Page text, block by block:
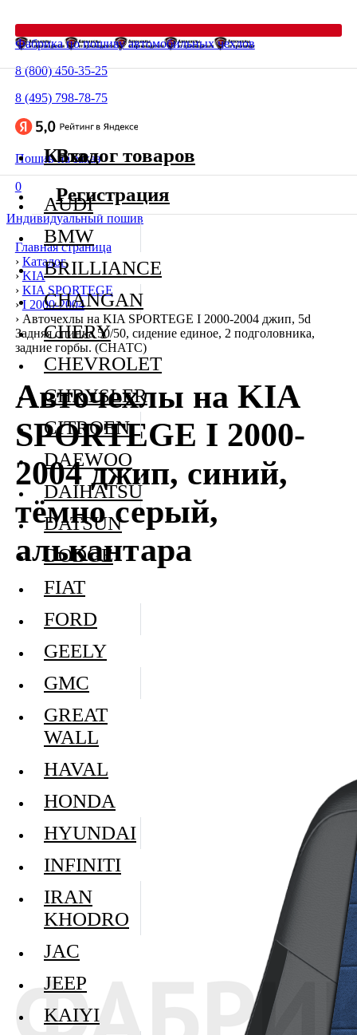
Фабрика по пошиву автомобильных чехлов
8 (800) 450-35-25
8 (495) 798-78-75
Пошив на заказ
0
Индивидуальный пошив
Главная страница
› Каталог
› KIA
› KIA SPORTEGE
› I 2000-2004
› Авточехлы на KIA SPORTEGE I 2000-2004 джип, 5d
Задняя спинка 50/50, сидение единое, 2 подголовника,
задние горбы. (СНАТС)
Авточехлы на KIA
SPORTEGE I 2000-
2004 джип, синий,
тёмно серый,
алькантара
Каталог товаров
AUDI
BMW
BRILLIANCE
CHANGAN
CHERY
CHEVROLET
CHRYSLER
CITROEN
DAEWOO
DAIHATSU
DATSUN
DODGE
FIAT
FORD
GEELY
GMC
GREAT
WALL
HAVAL
HONDA
HYUNDAI
INFINITI
IRAN
KHODRO
JAC
JEEP
KAIYI
Вход
Регистрация